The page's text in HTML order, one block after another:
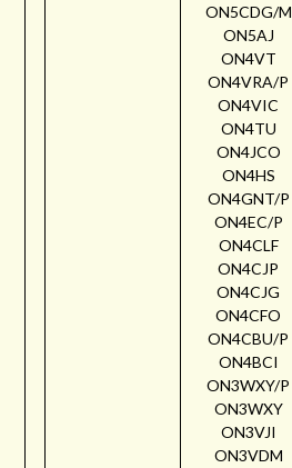
ON5CDG/M
ON5AJ
ON4VT
ON4VRA/P
ON4VIC
ON4TU
ON4JCO
ON4HS
ON4GNT/P
ON4EC/P
ON4CLF
ON4CJP
ON4CJG
ON4CFO
ON4CBU/P
ON4BCI
ON3WXY/P
ON3WXY
ON3VJI
ON3VDM